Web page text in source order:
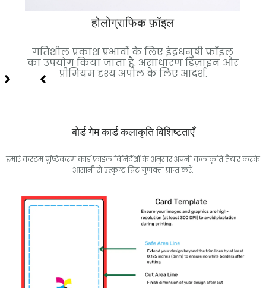
होलोग्राफिक फ़ॉइल
गतिशील प्रकाश प्रभावों के लिए इंद्रधनुषी फ़ॉइल
का उपयोग किया जाता है. असाधारण डिज़ाइन और
प्रीमियम दृश्य अपील के लिए आदर्श.
बोर्ड गेम कार्ड कलाकृति विशिष्टताएँ
हमारे कस्टम पुष्टिकरण कार्ड फ़ाइल विनिर्देशों के अनुसार अपनी कलाकृति तैयार करके
आसानी से उत्कृष्ट प्रिंट गुणवत्ता प्राप्त करें.